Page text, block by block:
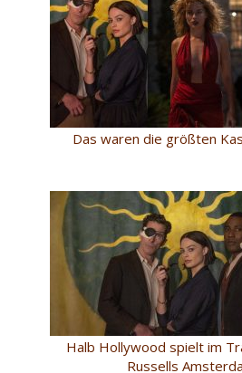
Das waren die größten
Halb Hollywood spielt im
Russells